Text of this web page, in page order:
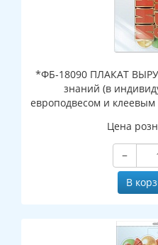
*ФБ-18090 ПЛАКАТ
знаний (в
европодвесом и клеевым
Цена
−
В